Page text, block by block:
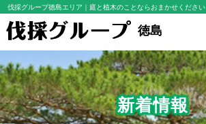
伐採グループ徳島エリア ｜庭と植木のことならおまかせください
徳島
新着情報